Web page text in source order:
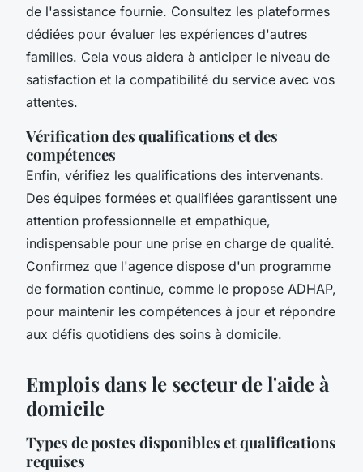
de l'assistance fournie. Consultez les plateformes
dédiées pour évaluer les expériences d'autres
familles. Cela vous aidera à anticiper le niveau de
satisfaction et la compatibilité du service avec vos
attentes.
Vérification des qualifications et des
compétences
Enfin, vérifiez les qualifications des intervenants.
Des équipes formées et qualifiées garantissent une
attention professionnelle et empathique,
indispensable pour une prise en charge de qualité.
Confirmez que l'agence dispose d'un programme
de formation continue, comme le propose ADHAP,
pour maintenir les compétences à jour et répondre
aux défis quotidiens des soins à domicile.
Emplois dans le secteur de l'aide à
domicile
Types de postes disponibles et qualifications
requises